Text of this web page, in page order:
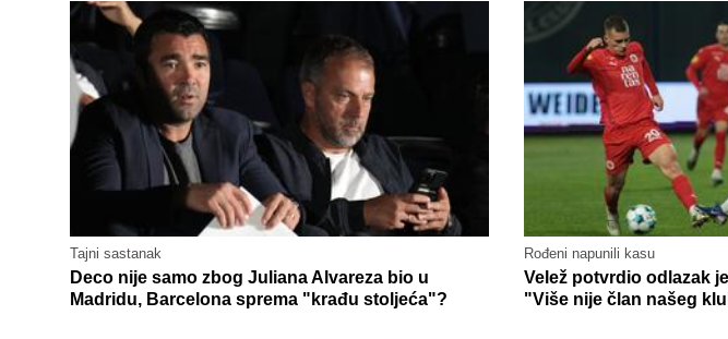
Tajni sastanak
Deco nije samo zbog Juliana Alvareza bio u
Madridu, Barcelona sprema "krađu stoljeća"?
Rođeni napunili kasu
Velež potvrdio odlazak
"Više nije član našeg